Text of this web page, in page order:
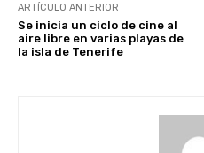
ARTÍCULO ANTERIOR
Se inicia un ciclo de cine al
aire libre en varias playas de
la isla de Tenerife